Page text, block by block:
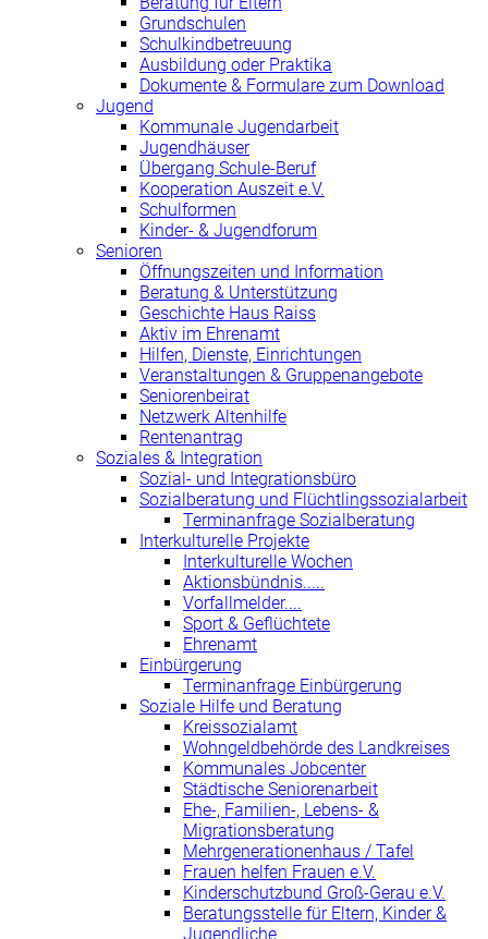
Grundschulen
Schulkindbetreuung
Ausbildung oder Praktika
Dokumente & Formulare zum Download
Jugend
Kommunale Jugendarbeit
Jugendhäuser
Übergang Schule-Beruf
Kooperation Auszeit e.V.
Schulformen
Kinder- & Jugendforum
Senioren
Öffnungszeiten und Information
Beratung & Unterstützung
Geschichte Haus Raiss
Aktiv im Ehrenamt
Hilfen, Dienste, Einrichtungen
Veranstaltungen & Gruppenangebote
Seniorenbeirat
Netzwerk Altenhilfe
Rentenantrag
Soziales & Integration
Sozial- und Integrationsbüro
Sozialberatung und Flüchtlingssozialarbeit
Terminanfrage Sozialberatung
Interkulturelle Projekte
Interkulturelle Wochen
Aktionsbündnis.....
Vorfallmelder....
Sport & Geflüchtete
Ehrenamt
Einbürgerung
Terminanfrage Einbürgerung
Soziale Hilfe und Beratung
Kreissozialamt
Wohngeldbehörde des Landkreises
Kommunales Jobcenter
Städtische Seniorenarbeit
Ehe-, Familien-, Lebens- &
Migrationsberatung
Mehrgenerationenhaus / Tafel
Frauen helfen Frauen e.V.
Kinderschutzbund Groß-Gerau e.V.
Beratungsstelle für Eltern, Kinder &
Jugendliche